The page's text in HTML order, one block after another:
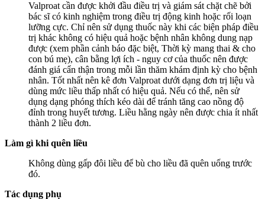
Valproat cần được khởi đầu điều trị và giám sát chặt chẽ bởi
bác sĩ có kinh nghiệm trong điều trị động kinh hoặc rối loạn
lưỡng cực. Chỉ nên sử dụng thuốc này khi các biện pháp điều
trị khác không có hiệu quả hoặc bệnh nhân không dung nạp
được (xem phần cảnh báo đặc biệt, Thời kỳ mang thai & cho
con bú mẹ), cân bằng lợi ích - nguy cơ của thuốc nên được
đánh giá cẩn thận trong mỗi lần thăm khám định kỳ cho bệnh
nhân. Tốt nhất nên kê đơn Valproat dưới dạng đơn trị liệu và
dùng mức liều thấp nhất có hiệu quả. Nếu có thể, nên sử
dụng dạng phóng thích kéo dài để tránh tăng cao nồng độ
đỉnh trong huyết tương. Liều hằng ngày nên được chia ít nhất
thành 2 liều đơn.
Làm gì khi quên liều
Không dùng gấp đôi liều để bù cho liều đã quên uống trước
đó.
Tác dụng phụ